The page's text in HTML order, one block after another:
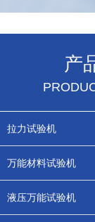
产
拉力试验机
万能材料试验机
液压万能试验机